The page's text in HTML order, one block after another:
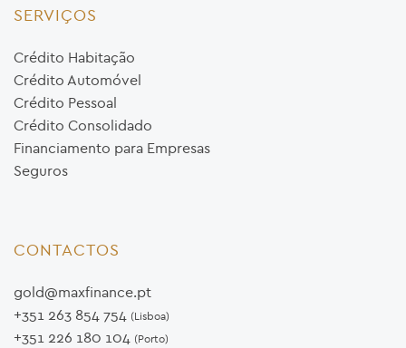
SERVIÇOS
Crédito Habitação
Crédito Automóvel
Crédito Pessoal
Crédito Consolidado
Financiamento para Empresas
Seguros
CONTACTOS
gold@maxfinance.pt
+351 263 854 754 (Lisboa)
+351 226 180 104 (Porto)